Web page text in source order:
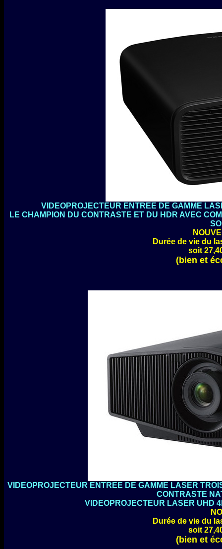
VIDEOPROJECTEUR ENTREE DE GAMME
LE CHAMPION DU CONTRASTE ET DU HDR AVEC
Durée de vie du
soit
(bien et
VIDEOPROJECTEUR ENTREE DE GAMME LASER
CONTRASTE
VIDEOPROJECTEUR LASER UHD
Durée de vie du
soit
(bien et